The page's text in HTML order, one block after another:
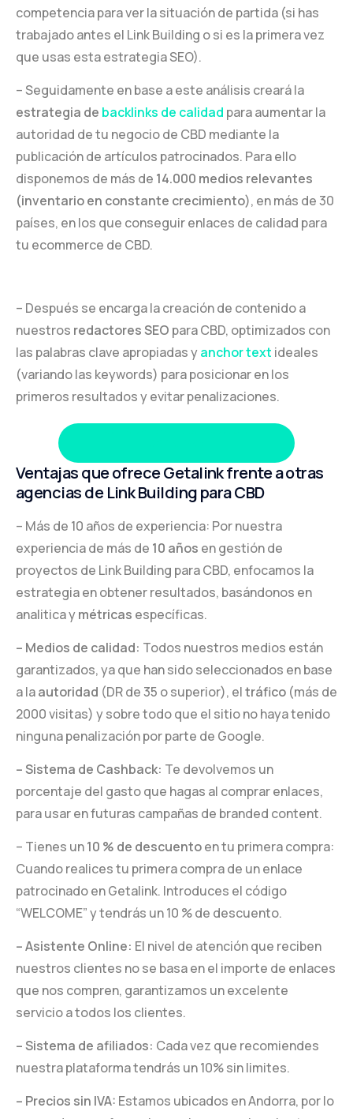
competencia para ver la situación de partida (si has
trabajado antes el Link Building o si es la primera vez
que usas esta estrategia SEO).
– Seguidamente en base a este análisis creará la
estrategia de backlinks de calidad para aumentar la
autoridad de tu negocio de CBD mediante la
publicación de artículos patrocinados. Para ello
disponemos de más de 14.000 medios relevantes
(inventario en constante crecimiento), en más de 30
países, en los que conseguir enlaces de calidad para
tu ecommerce de CBD.
– Después se encarga la creación de contenido a
nuestros redactores SEO para CBD, optimizados con
las palabras clave apropiadas yanchor text ideales
(variando las keywords) para posicionar en los
primeros resultados y evitar penalizaciones.
Ventajas que ofrece Getalink frente a otras
agencias de Link Building para CBD
– Más de 10 años de experiencia: Por nuestra
experiencia de más de 10 años en gestión de
proyectos de Link Building para CBD, enfocamos la
estrategia en obtener resultados, basándonos en
analitica ymétricas específicas.
– Medios de calidad: Todos nuestros medios están
garantizados, ya que han sido seleccionados en base
a laautoridad (DR de 35 o superior), eltráfico (más de
2000 visitas) y sobre todo que el sitio no haya tenido
ninguna penalización por parte de Google.
– Sistema de Cashback: Te devolvemos un
porcentaje del gasto que hagas al comprar enlaces,
para usar en futuras campañas de branded content.
– Tienes un10 % de descuentoen tu primera compra:
Cuando realices tu primera compra de un enlace
patrocinado en Getalink. Introduces el código
“WELCOME” y tendrás un 10 % de descuento.
– Asistente Online: El nivel de atención que reciben
nuestros clientes no se basa en el importe de enlaces
que nos compren, garantizamos un excelente
servicio a todos los clientes.
– Sistema de afiliados: Cada vez que recomiendes
nuestra plataforma tendrás un 10% sin limites.
– Precios sin IVA: Estamos ubicados en Andorra, por lo